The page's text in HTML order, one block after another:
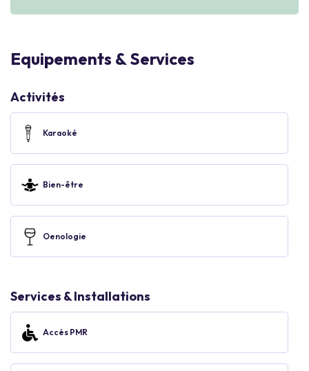
Equipements & Services
Activités
Karaoké
Bien-être
Oenologie
Services & Installations
Accès PMR